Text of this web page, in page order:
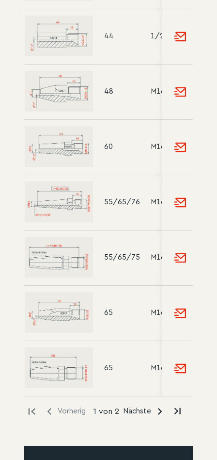
44 1/2 UNF
48 M16x1.5
60 M16x1.5
55/65/76 M16/M16x1.5
55/65/75 M16/M16x1.5
65 M16x1.5
65 M16/M16x1.5
Vorherig 1 von 2 Nächste